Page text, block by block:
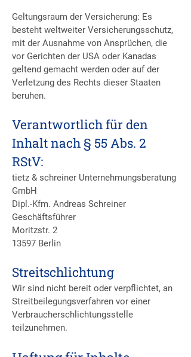
Geltungsraum der Versicherung: Es
besteht weltweiter Versicherungsschutz,
mit der Ausnahme von Ansprüchen, die
vor Gerichten der USA oder Kanadas
geltend gemacht werden oder auf der
Verletzung des Rechts dieser Staaten
beruhen.
Verantwortlich für den
Inhalt nach § 55 Abs. 2
RStV:
tietz & schreiner Unternehmungsberatung
GmbH
Dipl.-Kfm. Andreas Schreiner
Geschäftsführer
Moritzstr. 2
13597 Berlin
Streitschlichtung
Wir sind nicht bereit oder verpflichtet, an
Streitbeilegungsverfahren vor einer
Verbraucherschlichtungsstelle
teilzunehmen.